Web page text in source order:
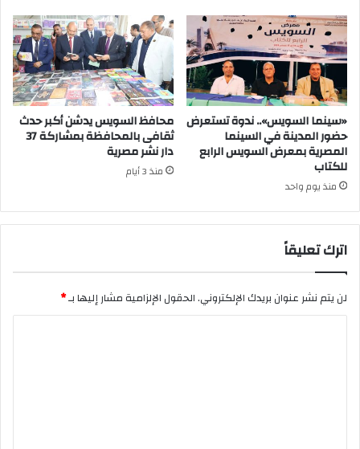
«سينما السويس».. ندوة تستعرض
حضور المدينة في السينما
المصرية بمعرض السويس الرابع
للكتاب
منذ يوم واحد
محافظ السويس يدشن أكبر حدث
ثقافى بالمحافظة بمشاركة 37
دار نشر مصرية
منذ 3 أيام
اترك تعليقاً
لن يتم نشر عنوان بريدك الإلكتروني.الحقول الإلزامية مشار إليها بـ*